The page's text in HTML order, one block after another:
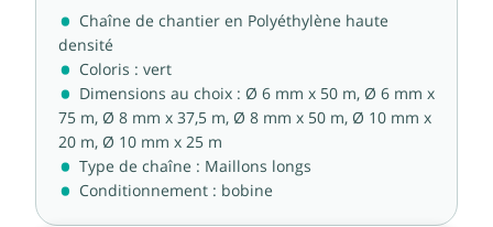
Chaîne de chantier en Polyéthylène haute
densité
Coloris : vert
Dimensions au choix : Ø 6 mm x 50 m, Ø 6 mm x
75 m, Ø 8 mm x 37,5 m, Ø 8 mm x 50 m, Ø 10 mm x
20 m, Ø 10 mm x 25 m
Type de chaîne : Maillons longs
Conditionnement : bobine